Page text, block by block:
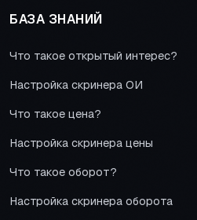
БАЗА ЗНАНИЙ
Что такое открытый интерес?
Настройка скринера ОИ
Что такое цена?
Настройка скринера цены
Что такое оборот?
Настройка скринера оборота